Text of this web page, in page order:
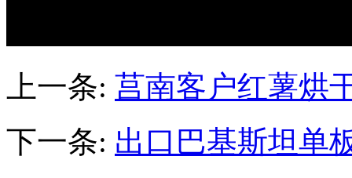
上一条: 莒南客户红薯烘
下一条: 出口巴基斯坦单